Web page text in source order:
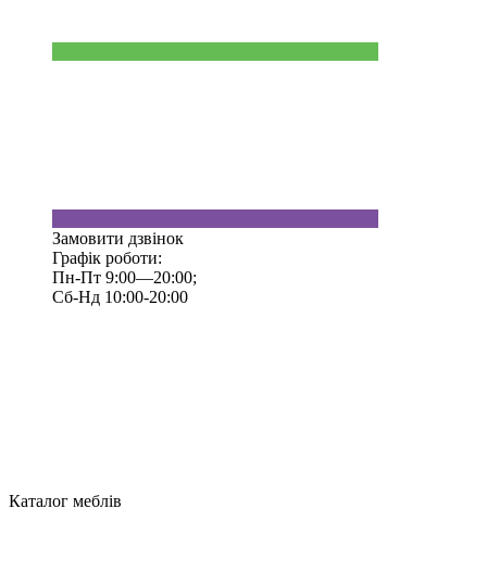
Замовити дзвінок
Графік роботи:
Пн-Пт 9:00—20:00;
Сб-Нд 10:00-20:00
Каталог меблів